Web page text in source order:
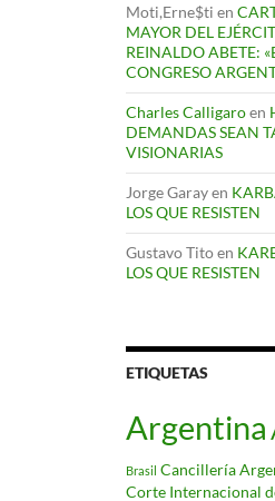
Moti,Erne$ti en
MAYOR DEL
REINALDO ABETE:
CONGRESO
Charles Calligaroen
DEMANDAS SEAN
VISIONARIAS
Jorge Garayen
LOS QUE RESISTEN
Gustavo Titoen
LOS QUE RESISTEN
ETIQUETAS
Argentina
Brasil Cancillería
Corte Internacional